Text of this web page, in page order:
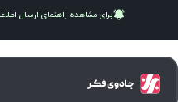
برای مشاهده راهنمای ارسال